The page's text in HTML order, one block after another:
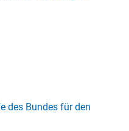
des Bundes für den